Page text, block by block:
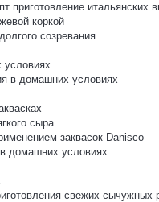
приготовление
коркой
созревания
условиях
в домашних условиях
сыра
заквасок Danisco
домашних условиях
свежих сычужных